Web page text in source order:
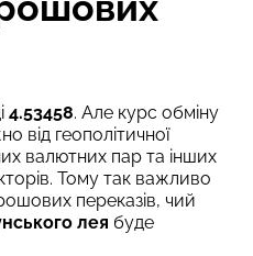
4.53458. Але курс обміну
від геополітичної
валютних пар та інших
Тому так важливо
переказів, чий
лея буде